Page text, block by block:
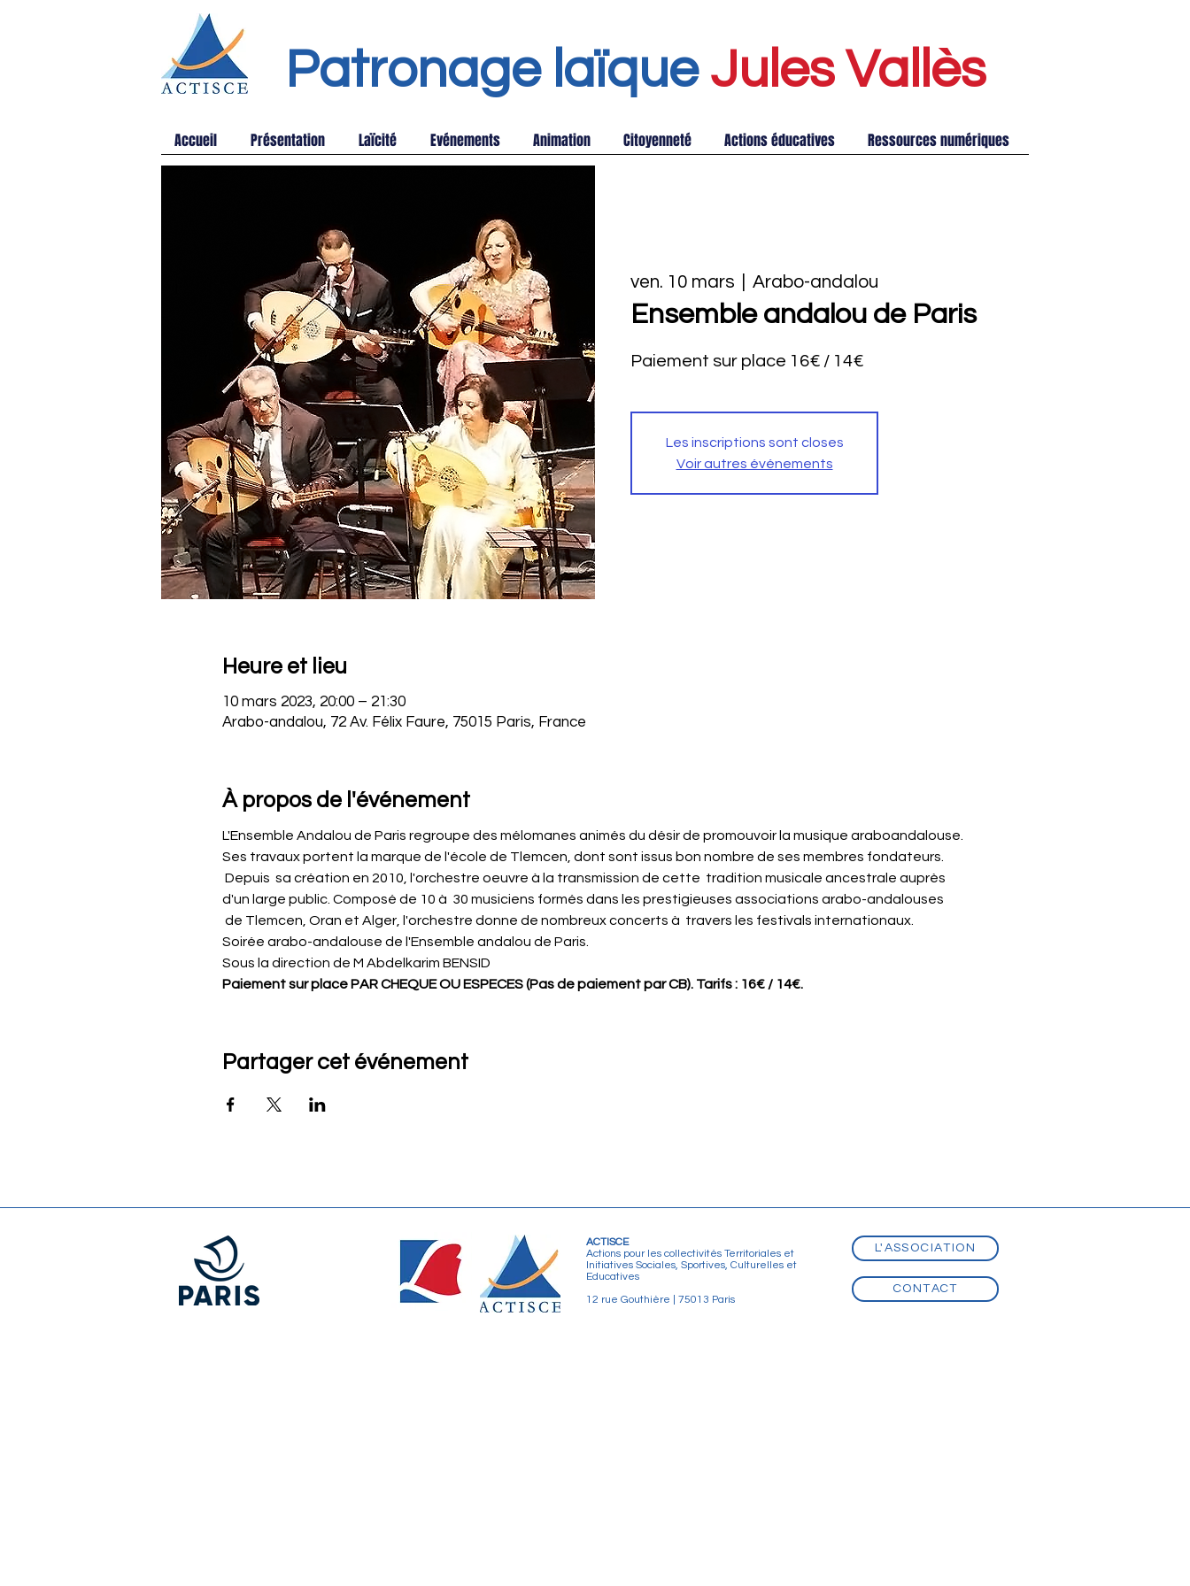
Patronage laïque Jules Vallès
Accueil Présentation Laïcité Evénements Animation Citoyenneté Actions éducatives Ressources numériques
ven. 10 mars Arabo-andalou
Ensemble andalou de Paris
Paiement sur place 16€ / 14€
Les inscriptions sont closes
Voir autres événements
Heure et lieu
10 mars 2023, 20:00 – 21:30
Arabo-andalou, 72 Av. Félix Faure, 75015 Paris, France
À propos de l'événement
L'Ensemble Andalou de Paris regroupe des mélomanes animés du désir de promouvoir la musique araboandalouse.
Ses travaux portent la marque de l'école de Tlemcen, dont sont issus bon nombre de ses membres fondateurs.
Depuis  sa création en 2010, l'orchestre oeuvre à la transmission de cette  tradition musicale ancestrale auprès
d'un large public. Composé de 10 à  30 musiciens formés dans les prestigieuses associations arabo-andalouses
de Tlemcen, Oran et Alger, l'orchestre donne de nombreux concerts à  travers les festivals internationaux.
Soirée arabo-andalouse de l'Ensemble andalou de Paris.
Sous la direction de M Abdelkarim BENSID
Paiement sur place PAR CHEQUE OU ESPECES (Pas de paiement par CB). Tarifs : 16€ / 14€.
Partager cet événement
ACTISCE
Actions pour les collectivités Territoriales et
Initiatives Sociales, Sportives, Culturelles et
Educatives
12 rue Gouthière | 75013 Paris
L'ASSOCIATION
CONTACT